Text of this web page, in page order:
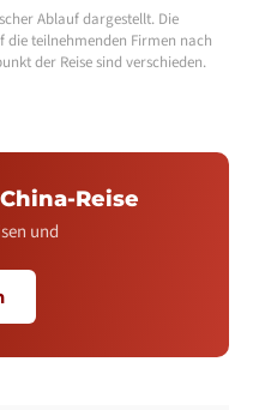
Ablauf dargestellt. Die
die teilnehmenden Firmen nach
der Reise sind verschieden.
Reise
und